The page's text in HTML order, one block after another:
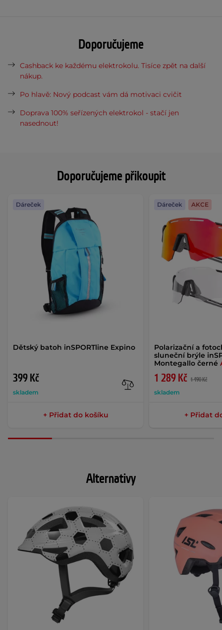
Doporučujeme přikoupit
Dětský batoh inSPORTline Expino
399 Kč
skladem
Dáreček
+ Přidat do košíku
Polarizační a
sluneční brýle
Montegallo černé
1 289 Kč 1 490 Kč
skladem
Dáreček AKCE
+ Přidat
Doporučujeme
Cashback ke každému elektrokolu. Tisíce zpět na další
nákup.
Po hlavě: Nový podcast vám dá motivaci cvičit
Doprava 100% seřízených elektrokol - stačí jen
nasednout!
Alternativy